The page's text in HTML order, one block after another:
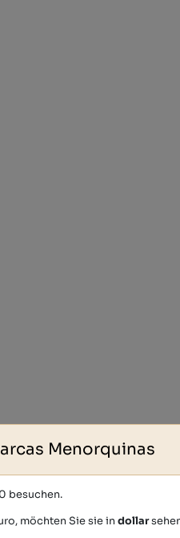
Menorquinas
besuchen.
möchten Sie sie indollar